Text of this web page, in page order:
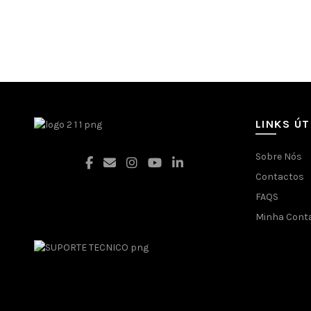
LINKS
Sobre Nós
Contactos
FAQS
Minha